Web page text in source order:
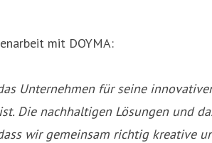
mit DOYMA:
Unternehmen für seine
Die nachhaltigen Lösungen und
wir gemeinsam richtig kreative